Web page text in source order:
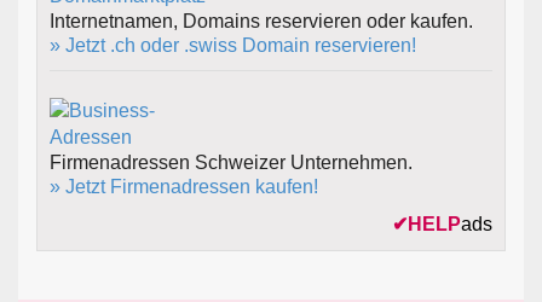
Internetnamen, Domains reservieren oder kaufen.
» Jetzt .ch oder .swiss Domain reservieren!
Firmenadressen Schweizer Unternehmen.
» Jetzt Firmenadressen kaufen!
✔ HELPads